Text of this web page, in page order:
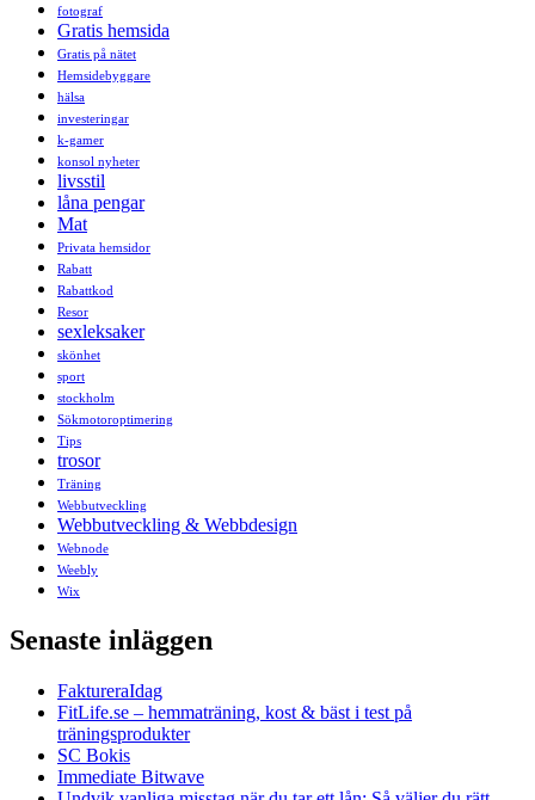
fotograf
Gratis hemsida
Gratis på nätet
Hemsidebyggare
hälsa
investeringar
k-gamer
konsol nyheter
livsstil
låna pengar
Mat
Privata hemsidor
Rabatt
Rabattkod
Resor
sexleksaker
skönhet
sport
stockholm
Sökmotoroptimering
Tips
trosor
Träning
Webbutveckling
Webbutveckling & Webbdesign
Webnode
Weebly
Wix
Senaste inläggen
FaktureraIdag
FitLife.se – hemmaträning, kost & bäst i test på
träningsprodukter
SC Bokis
Immediate Bitwave